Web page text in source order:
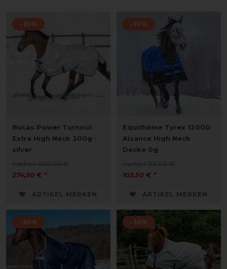
-10%
Bucas Power Turnout
Extra High Neck 300g -
silver
vorher 305,00 €
274,50 € *
ARTIKEL MERKEN
-10%
Equithème Tyrex 1200D
Aisance High Neck
Decke 0g
vorher 115,00 €
103,50 € *
ARTIKEL MERKEN
-10% -10%